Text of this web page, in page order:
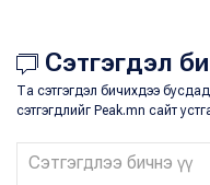
Сэтгэгдэл
Та сэтгэгдэл бичихдээ
сэтгэгдлийг Peak.mn сайт